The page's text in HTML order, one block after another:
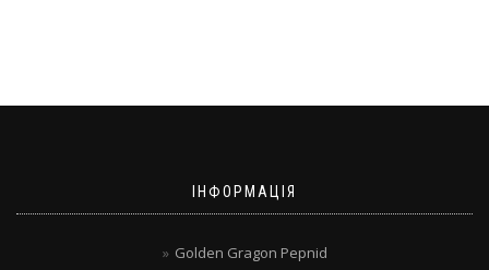
ІНФОРМАЦІЯ
Golden Gragon Pepnid